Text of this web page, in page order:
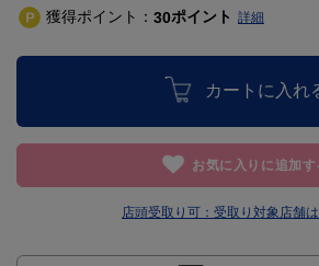
獲得ポイント： 30ポイント 詳細
カートに入れ
お気に入りに追加す
店頭受取り可： 受取り対象店舗